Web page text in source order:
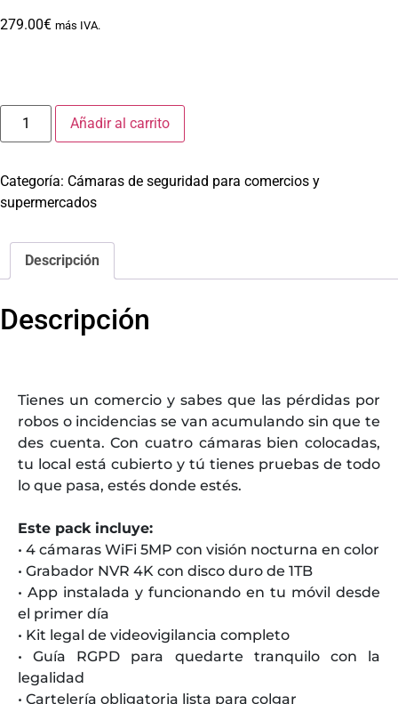
279.00€ más IVA.
Añadir al carrito
Categoría: Cámaras de seguridad para comercios y
supermercados
Descripción
Descripción
Tienes un comercio y sabes que las pérdidas por
robos o incidencias se van acumulando sin que te
des cuenta. Con cuatro cámaras bien colocadas,
tu local está cubierto y tú tienes pruebas de todo
lo que pasa, estés donde estés.
Este pack incluye:
• 4 cámaras WiFi 5MP con visión nocturna en color
• Grabador NVR 4K con disco duro de 1TB
• App instalada y funcionando en tu móvil desde
el primer día
• Kit legal de videovigilancia completo
• Guía RGPD para quedarte tranquilo con la
legalidad
• Cartelería obligatoria lista para colgar